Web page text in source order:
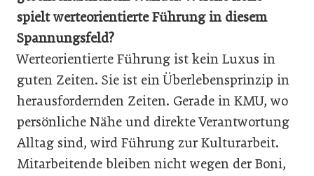
spielt werteorientierte Führung in diesem
Spannungsfeld?
Werteorientierte Führung ist kein Luxus in
guten Zeiten. Sie ist ein Überlebensprinzip in
herausfordernden Zeiten. Gerade in KMU, wo
persönliche Nähe und direkte Verantwortung
Alltag sind, wird Führung zur Kulturarbeit.
Mitarbeitende bleiben nicht wegen der Boni,